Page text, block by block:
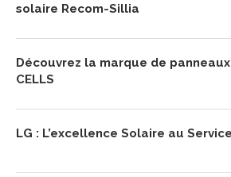
solaire Recom-Sillia
Découvrez la marque de
CELLS
LG : L’excellence Solaire au